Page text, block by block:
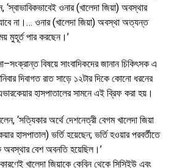
ওনার (খালেদা জিয়া) অবস্থার
না।… ওনার (খালেদা জিয়া) অবস্থা অত্যন্ত
মুহূর্ত পার করছেন।’
বিষয়ে সাংবাদিকদের জানান চিকিৎসক এ
দিবাগত রাত সাড়ে ১২টার দিকে কোনো ধরনের
হাসপাতালের সামনে এই ব্রিফ করা হয়।
‘সত্যিকার অর্থে দেশনেত্রী বেগম খালেদা জিয়া
হাসপাতাল) ভর্তি হয়েছেন; ভর্তি হওয়ার পরবর্তীতে
অবস্থার বেশ অবনতি হয়েছিল।’
খালেদা জিয়াকে কেবিন থেকে সিসিইউ এবং